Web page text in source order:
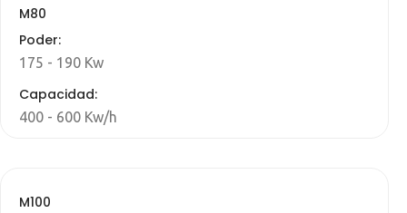
M80
Poder:
175 - 190 Kw
Capacidad:
400 - 600 Kw/h
M100